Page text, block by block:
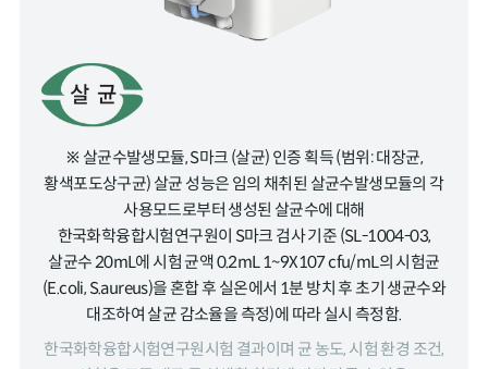
※ 살균수발생모듈, S마크 (살균) 인증 획득 (범위: 대장균,
황색포도상구균) 살균 성능은 임의 채취된 살균수발생모듈의 각
사용모드로부터 생성된 살균수에 대해
한국화학융합시험연구원이 S마크 검사 기준 (SL-1004-03,
살균수 20mL에 시험 균액 0.2mL 1~9X107 cfu/mL의 시험균
(E.coli, S.aureus)을 혼합 후 실온에서 1분 방치 후 초기 생균수와
대조하여 살균 감소율을 측정)에 따라 실시 측정함.
한국화학융합시험연구원시험 결과이며 균 농도, 시험 환경 조건,